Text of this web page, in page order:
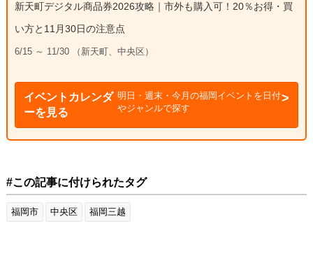
新天町デジタル商品券2026攻略｜市外も購入可！20％お得・買
い方と11月30日の注意点
6/15 ～ 11/30 （新天町、中央区）
イベントカレンダ
ーを見る
明日・週末・今月の福岡イベントを日付
やジャンルで探す
#この記事に付けられたタグ
福岡市 中央区 福岡三越